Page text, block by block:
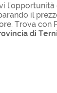
l'opportunità
il
Trova con
di Terni